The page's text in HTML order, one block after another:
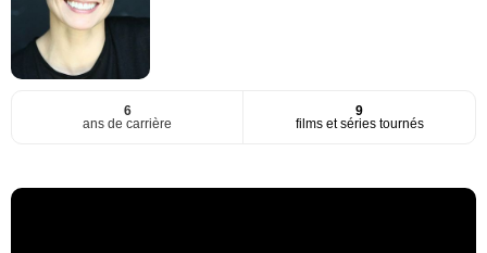
6
ans de carrière
9
films et séries tournés